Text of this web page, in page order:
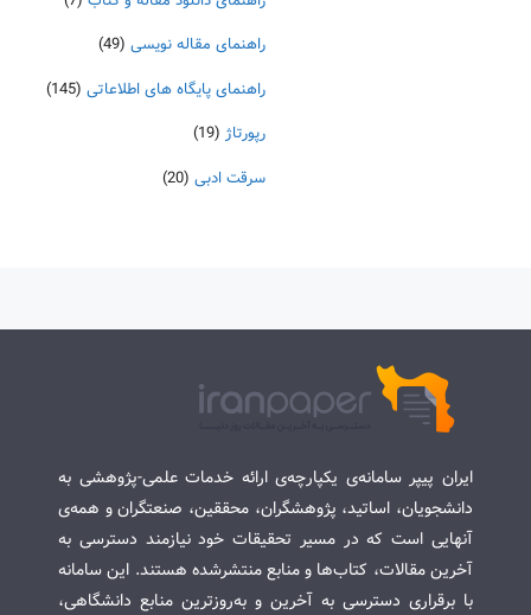
راهنمای مقاله نویسی (49)
راهنمای پایگاه های اطلاعاتی (145)
رپورتاژ (19)
سرقت ادبی (20)
ایران پیپر سامانه‌ی یکپارچه‌ی ارائه خدمات علمی-پژوهشی به
دانشجویان، اساتید، پژوهشگران، محققین، صنعتگران و همه‌ی
آنهایی است که در مسیر تحقیقات خود نیازمند دسترسی به
آخرین مقالات، کتاب‌ها و منابع منتشرشده هستند. این سامانه
با برقراری دسترسی به آخرین و به‌روزترین منابع دانشگاهی،